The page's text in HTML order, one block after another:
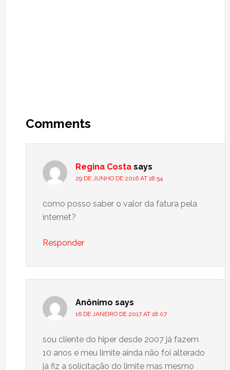
Interactions
Comments
Regina Costa says
29 DE JUNHO DE 2016 AT 18:54
como posso saber o valor da fatura pela
internet?
Responder
Anônimo says
16 DE JANEIRO DE 2017 AT 18:07
sou cliente do hiper desde 2007 já fazem
10 anos e meu limite ainda não foi alterado
já fiz a solicitação do limite mas mesmo